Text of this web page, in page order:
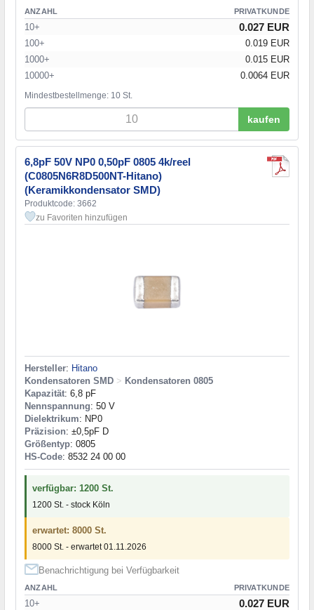
ANZAHL PRIVATKUNDE
10+ 0.027 EUR
100+
0.019 EUR
1000+
0.015 EUR
10000+
0.0064 EUR
Mindestbestellmenge: 10 St.
kaufen
6,8pF 50V NP0 0,50pF 0805 4k/reel
(C0805N6R8D500NT-Hitano)
(Keramikkondensator SMD)
Produktcode: 3662
zu Favoriten hinzufügen
Hersteller: Hitano
Kondensatoren SMD > Kondensatoren 0805
Kapazität: 6,8 pF
Nennspannung: 50 V
Dielektrikum: NP0
Präzision: ±0,5pF D
Größentyp: 0805
HS-Code: 8532 24 00 00
verfügbar: 1200 St.
1200 St. - stock Köln
erwartet: 8000 St.
8000 St. - erwartet 01.11.2026
Benachrichtigung bei Verfügbarkeit
ANZAHL PRIVATKUNDE
10+ 0.027 EUR